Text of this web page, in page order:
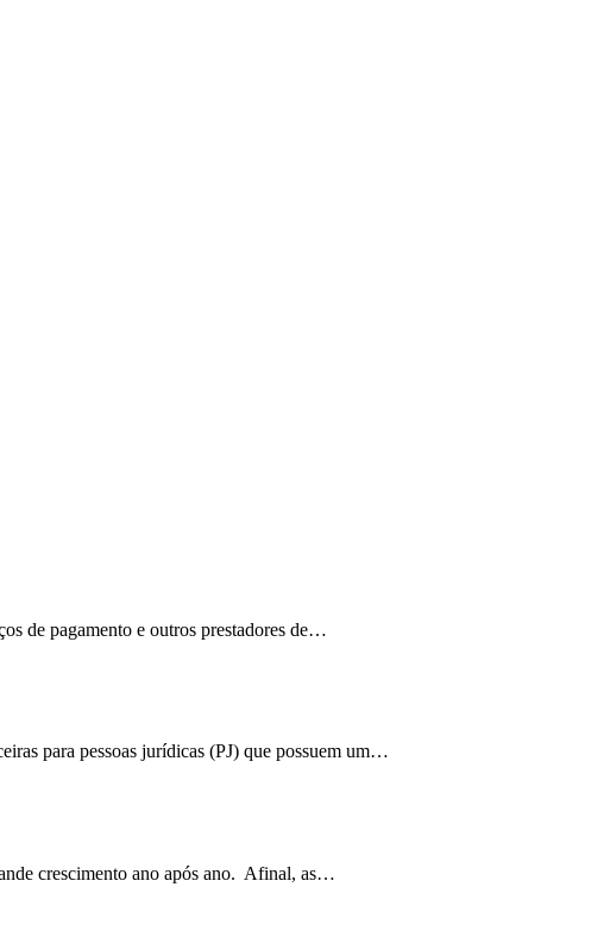
de pagamento e outros prestadores de…
para pessoas jurídicas (PJ) que possuem um…
crescimento ano após ano. Afinal, as…